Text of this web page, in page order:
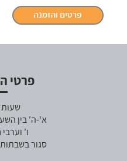
פרטי
שעות
א'-ה' בין השעות 08:00-
ו' וערבי
סגור